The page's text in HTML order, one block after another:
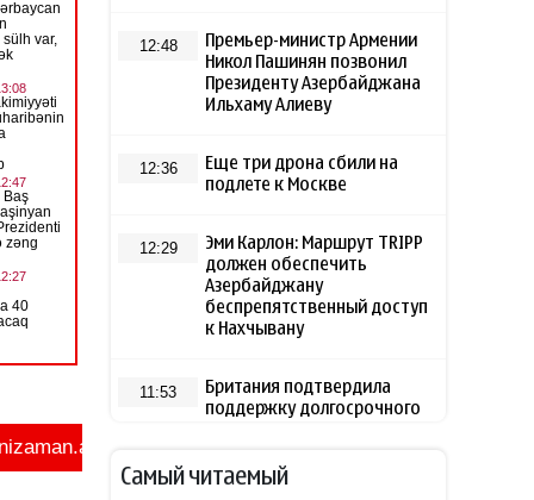
12:48
Премьер-министр Армении
Никол Пашинян позвонил
Президенту Азербайджана
Ильхаму Алиеву
12:36
Еще три дрона сбили на
подлете к Москве
12:29
Эми Карлон: Маршрут TRIPP
должен обеспечить
Азербайджану
беспрепятственный доступ
к Нахчывану
11:53
Британия подтвердила
поддержку долгосрочного
В ФИФА прокомментировали
Самый читаемый